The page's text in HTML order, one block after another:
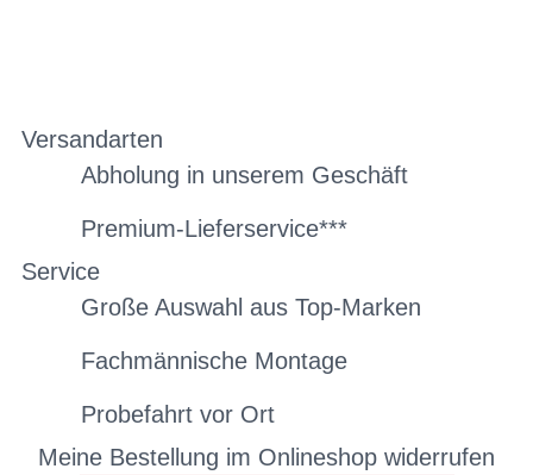
Versandarten
Abholung in unserem Geschäft
Premium-Lieferservice***
Service
Große Auswahl aus Top-Marken
Fachmännische Montage
Probefahrt vor Ort
Meine Bestellung im Onlineshop widerrufen